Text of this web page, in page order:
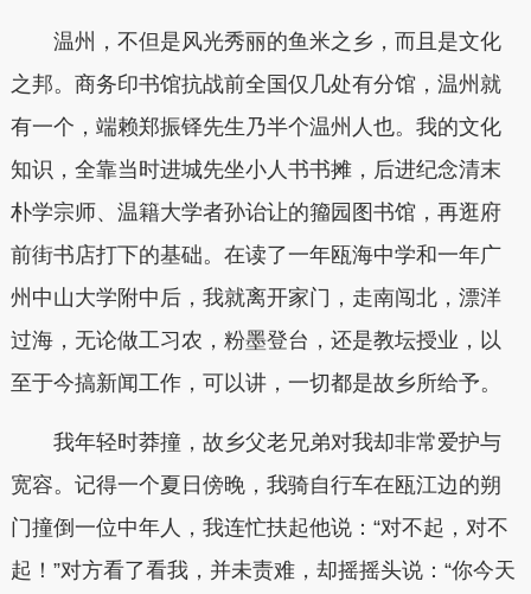
温州，不但是风光秀丽的鱼米之乡，而且是文化
之邦。商务印书馆抗战前全国仅几处有分馆，温州就
有一个，端赖郑振铎先生乃半个温州人也。我的文化
知识，全靠当时进城先坐小人书书摊，后进纪念清末
朴学宗师、温籍大学者孙诒让的籀园图书馆，再逛府
前街书店打下的基础。在读了一年瓯海中学和一年广
州中山大学附中后，我就离开家门，走南闯北，漂洋
过海，无论做工习农，粉墨登台，还是教坛授业，以
至于今搞新闻工作，可以讲，一切都是故乡所给予。
我年轻时莽撞，故乡父老兄弟对我却非常爱护与
宽容。记得一个夏日傍晚，我骑自行车在瓯江边的朔
门撞倒一位中年人，我连忙扶起他说：“对不起，对不
起！”对方看了看我，并未责难，却摇摇头说：“你今天